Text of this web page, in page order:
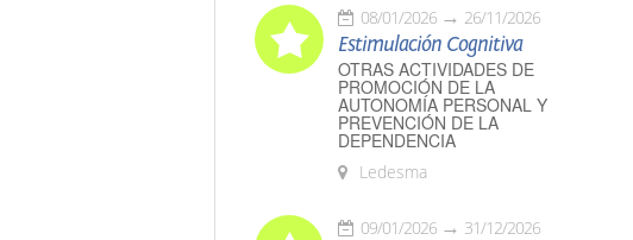
08/01/2026 26/11/2026
Estimulación Cognitiva
OTRAS ACTIVIDADES DE
PROMOCIÓN DE LA
AUTONOMÍA PERSONAL Y
PREVENCIÓN DE LA
DEPENDENCIA
Ledesma
09/01/2026 31/12/2026